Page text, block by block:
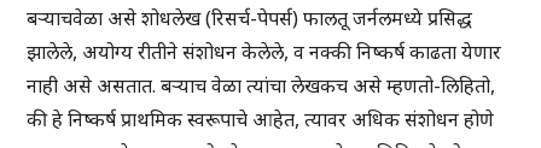
बऱ्याचवेळा असे शोधलेख (रिसर्च-पेपर्स) फालतू जर्नलमध्ये प्रसिद्ध
झालेले, अयोग्य रीतीने संशोधन केलेले, व नक्की निष्कर्ष काढता येणार
नाही असे असतात. बऱ्याच वेळा त्यांचा लेखकच असे म्हणतो-लिहितो,
की हे निष्कर्ष प्राथमिक स्वरूपाचे आहेत, त्यावर अधिक संशोधन होणे